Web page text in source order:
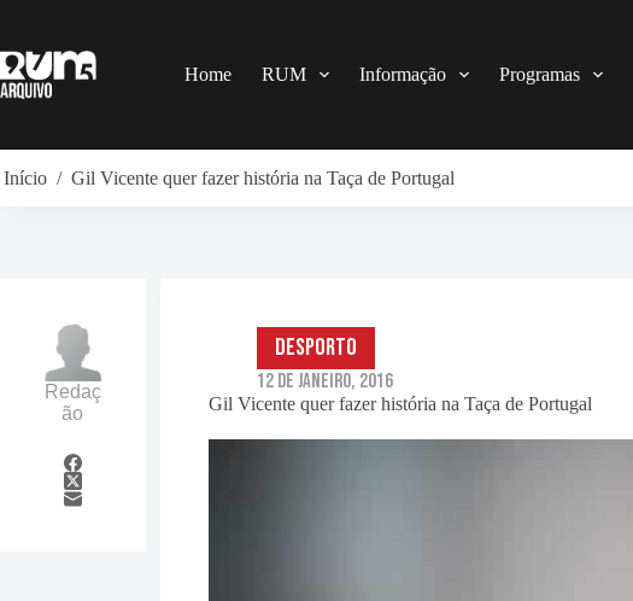
o
conteúdo
Home RUM Informação Programas
Início / Gil Vicente quer fazer história na Taça de Portugal
Gil Vicente quer fazer história na Taça de Portugal
Desporto
12 de Janeiro, 2016
Redaç
ão